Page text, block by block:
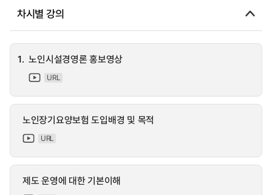
차시별 강의
1. 노인시설경영론 홍보영상
URL
노인장기요양보험 도입배경 및 목적
URL
제도 운영에 대한 기본이해